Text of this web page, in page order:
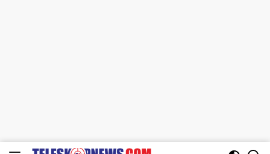
Langsung